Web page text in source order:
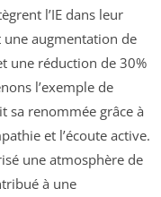
l’IE dans leur
augmentation de
une réduction de 30%
l’exemple de
sa renommée grâce à
et l’écoute active.
une atmosphère de
à une